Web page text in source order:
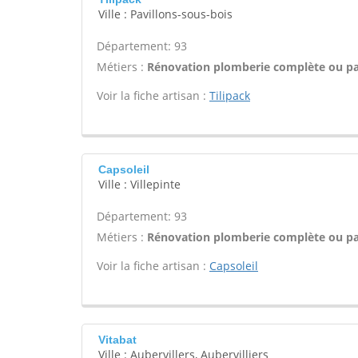
Ville : Pavillons-sous-bois
Département: 93
Métiers : Rénovation plomberie complète ou
Voir la fiche artisan : Tilipack
Capsoleil
Ville : Villepinte
Département: 93
Métiers : Rénovation plomberie complète ou
Voir la fiche artisan : Capsoleil
Vitabat
Ville : Aubervillers, Aubervilliers